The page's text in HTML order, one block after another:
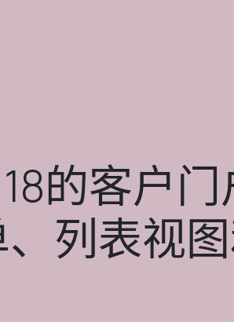
的客户
列表视